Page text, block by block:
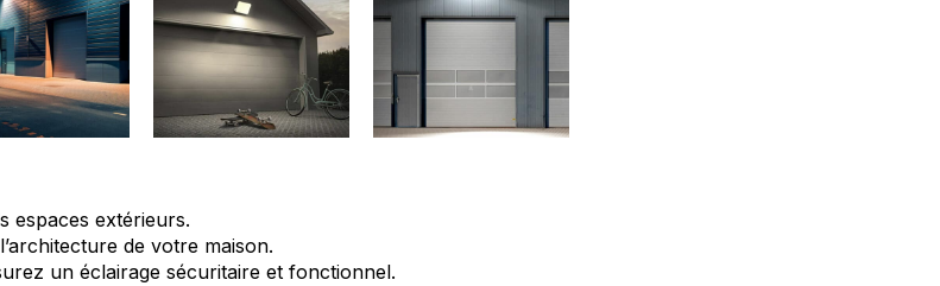
espaces extérieurs.
de votre maison.
un éclairage sécuritaire et fonctionnel.